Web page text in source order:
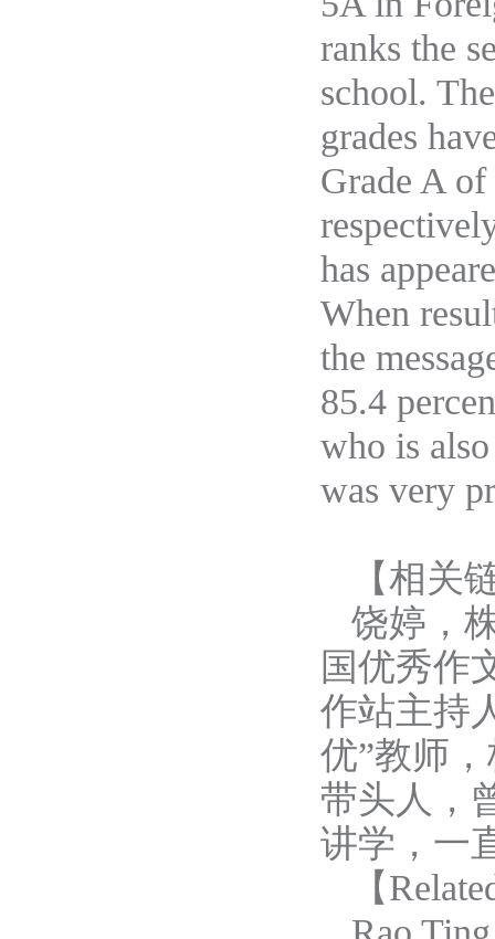
ranks the
school.
grades
Grade A of
has
When
the
85.4
who is
was very
【相关
饶婷，
国优秀作
作站主持
优”教师
带头人，
讲学，一
【